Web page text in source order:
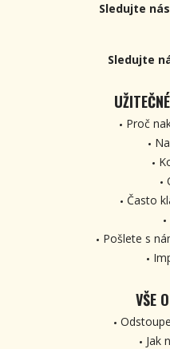
Sledujte
Sledujte
Proč
Často
Pošlete s
VŠE
Jak